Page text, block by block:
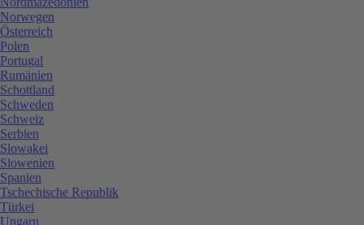
Norwegen
Österreich
Polen
Portugal
Rumänien
Schottland
Schweden
Schweiz
Serbien
Slowakei
Slowenien
Spanien
Tschechische Republik
Türkei
Ungarn